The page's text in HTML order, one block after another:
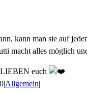
kann man sie auf
macht alles möglich
euch
|Allgemein|